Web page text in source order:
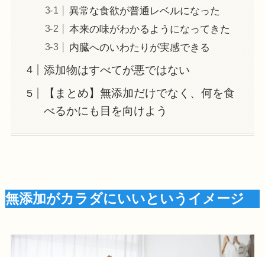
異常な食欲が普通レベルになった
本来の味がわかるようになってきた
内臓へのいわたりが実感できる
添加物はすべてが悪ではない
【まとめ】無添加だけでなく、何を食
べるかにも目を向けよう
無添加がカラダにいいというイメージ